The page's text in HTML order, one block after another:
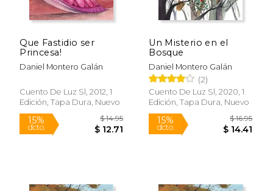
Que Fastidio ser
Princesa!
Daniel Montero Galán
Cuento De Luz Sl, 2012, 1
Edición, Tapa Dura, Nuevo
Un Misterio en el
Bosque
Daniel Montero Galán
(2)
Cuento De Luz Sl, 2020, 1
Edición, Tapa Dura, Nuevo